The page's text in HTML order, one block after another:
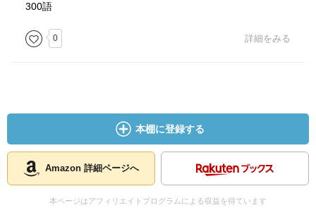
300語
0 詳細をみる
本棚に登録する
Amazon 詳細ページへ
本ページはアフィリエイトプログラムによる収益を得ています